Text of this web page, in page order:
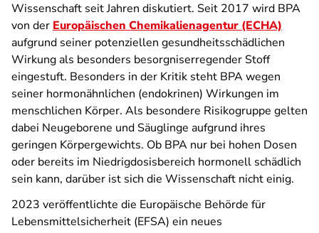
Wissenschaft seit Jahren diskutiert. Seit 2017 wird BPA
von der Europäischen Chemikalienagentur (ECHA)
aufgrund seiner potenziellen gesundheitsschädlichen
Wirkung als besonders besorgniserregender Stoff
eingestuft. Besonders in der Kritik steht BPA wegen
seiner hormonähnlichen (endokrinen) Wirkungen im
menschlichen Körper. Als besondere Risikogruppe gelten
dabei Neugeborene und Säuglinge aufgrund ihres
geringen Körpergewichts. Ob BPA nur bei hohen Dosen
oder bereits im Niedrigdosisbereich hormonell schädlich
sein kann, darüber ist sich die Wissenschaft nicht einig.
2023 veröffentlichte die Europäische Behörde für
Lebensmittelsicherheit (EFSA) ein neues